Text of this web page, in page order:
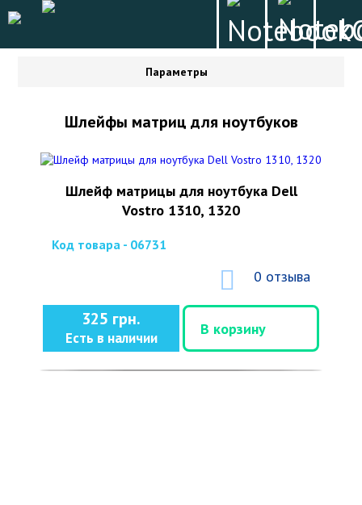
Параметры
Шлейфы матриц для ноутбуков
Шлейф матрицы для ноутбука Dell
Vostro 1310, 1320
Код товара - 06731
0 отзыва
325 грн.
Есть в наличии
В корзину